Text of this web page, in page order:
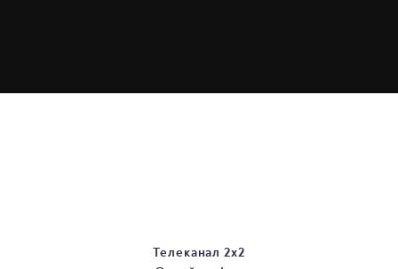
Телеканал 2х2